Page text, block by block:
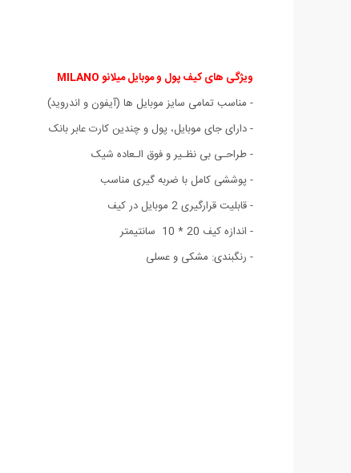
ویژگی های کیف پول و موبایل میلانو MILANO
- مناسب تمامی سایز موبایل ها (آیفون و اندروید)
- دارای جای موبایل، پول و چندین کارت عابر بانک
- طراحـی بی نظـیر و فوق الـعاده شیک
- پوششی کامل با ضربه گیری مناسب
- قابلیت قرارگیری 2 موبایل در کیف
- اندازه کیف 20 * 10 سانتیمتر
- رنگبندی: مشکی و عسلی